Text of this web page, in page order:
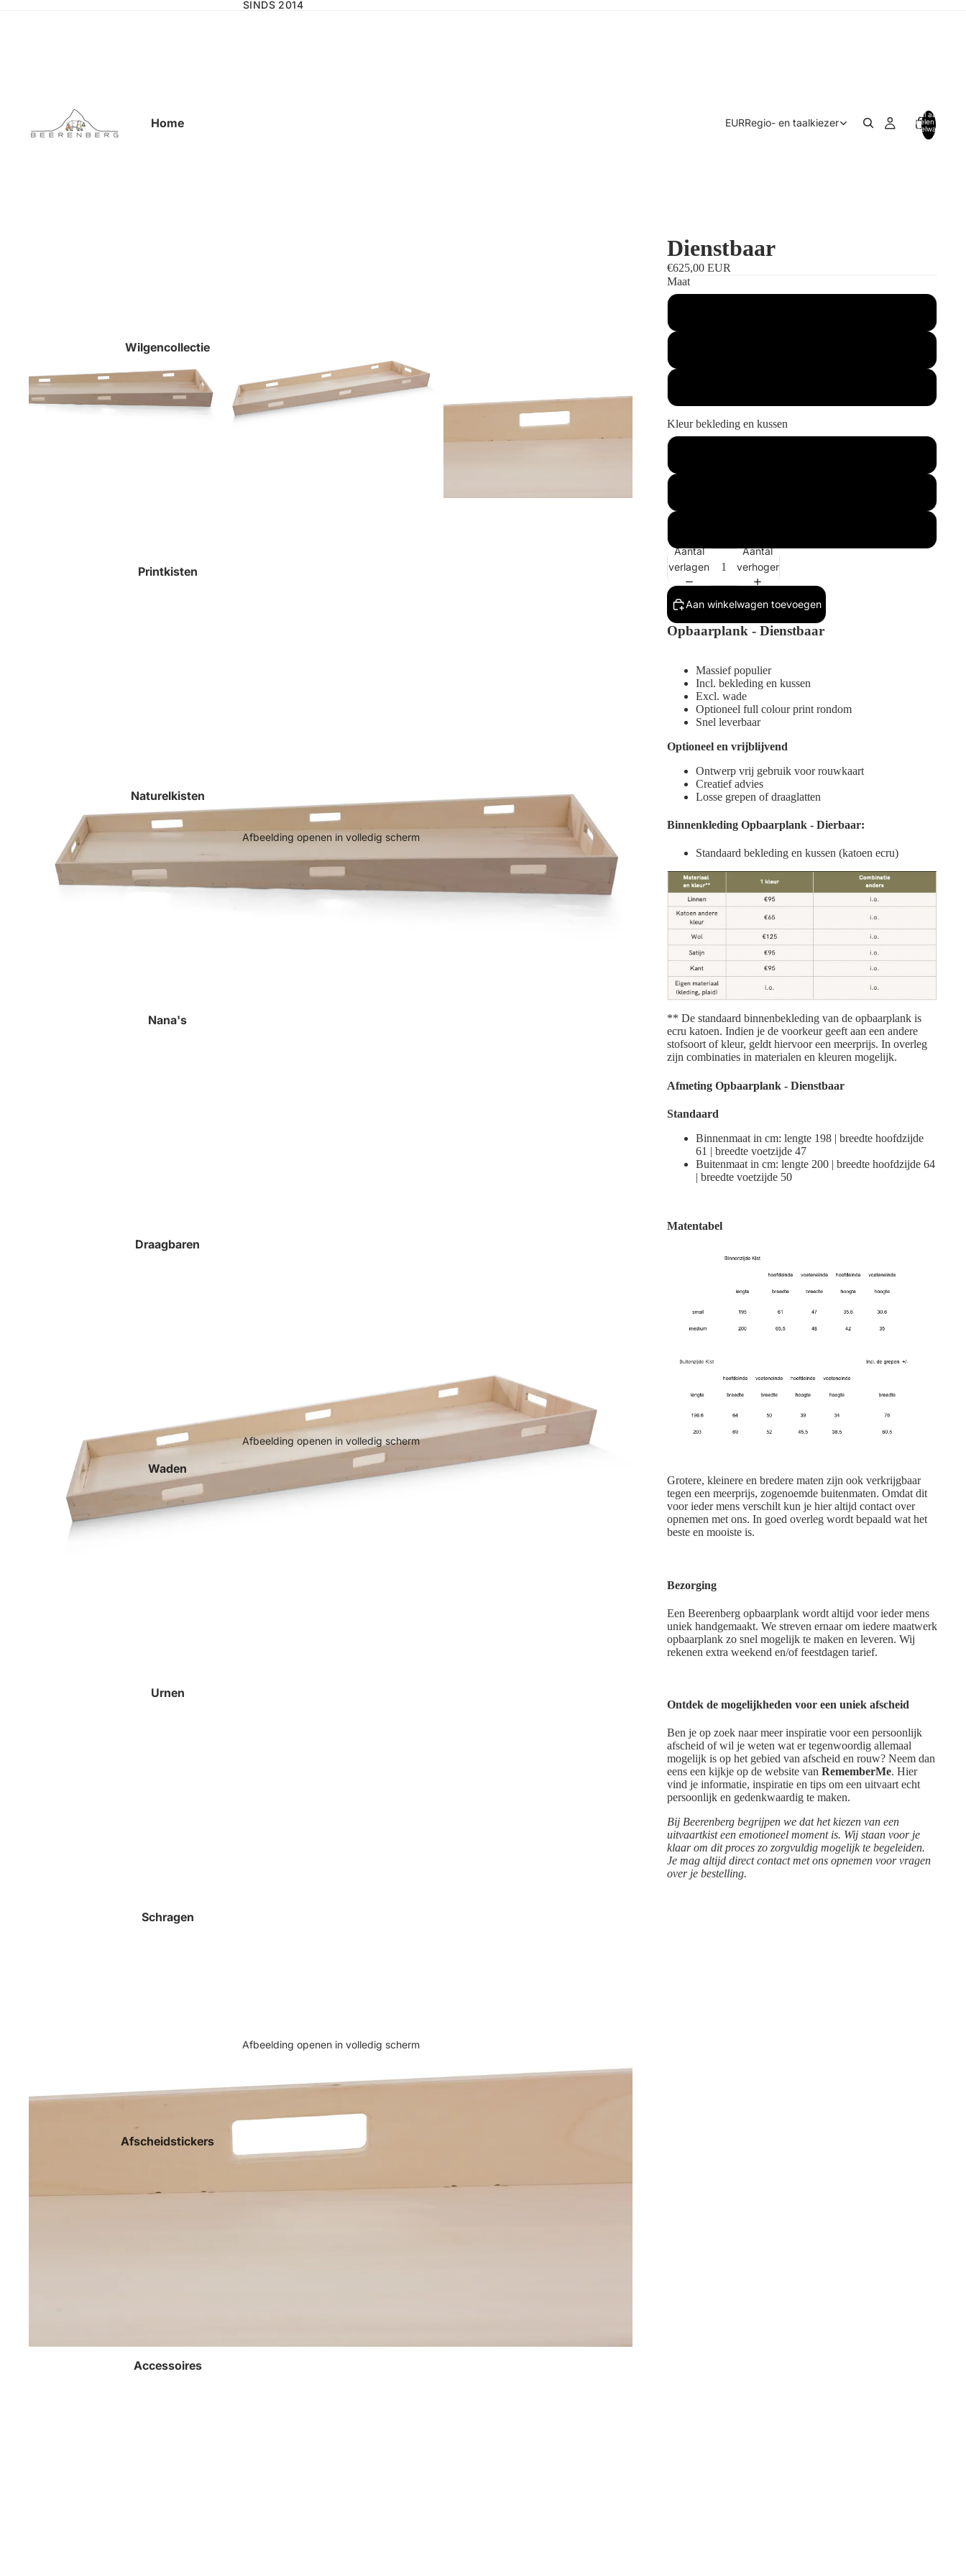
SINDS 2014
Home
Wilgencollectie
Printkisten
Naturelkisten
Nana's
Draagbaren
Waden
Urnen
Schragen
Afscheidstickers
Accessoires
EURRegio- en taalkiezer
Totaal aantal
artikelen in
winkelwagen:
Afbeelding openen in volledig scherm
Afbeelding openen in volledig scherm
Afbeelding openen in volledig scherm
Dienstbaar
€625,00 EUR
Maat
Kleur bekleding en kussen
Aantal
verlagen
Aantal
verhogen
Aan winkelwagen toevoegen
Opbaarplank - Dienstbaar
Massief populier
Incl. bekleding en kussen
Excl. wade
Optioneel full colour print rondom
Snel leverbaar
Optioneel en vrijblijvend
Ontwerp vrij gebruik voor rouwkaart
Creatief advies
Losse grepen of draaglatten
Binnenkleding Opbaarplank - Dierbaar:
Standaard bekleding en kussen (katoen ecru)
** De standaard binnenbekleding van de opbaarplank is
ecru katoen. Indien je de voorkeur geeft aan een andere
stofsoort of kleur, geldt hiervoor een meerprijs. In overleg
zijn combinaties in materialen en kleuren mogelijk.
Afmeting Opbaarplank - Dienstbaar
Standaard
Binnenmaat in cm: lengte 198 | breedte hoofdzijde
61 | breedte voetzijde 47
Buitenmaat in cm: lengte 200 | breedte hoofdzijde 64
| breedte voetzijde 50
Matentabel
Grotere, kleinere en bredere maten zijn ook verkrijgbaar
tegen een meerprijs, zogenoemde buitenmaten. Omdat dit
voor ieder mens verschilt kun je hier altijd contact over
opnemen met ons. In goed overleg wordt bepaald wat het
beste en mooiste is.
Bezorging
Een Beerenberg opbaarplank wordt altijd voor ieder mens
uniek handgemaakt. We streven ernaar om iedere maatwerk
opbaarplank zo snel mogelijk te maken en leveren. Wij
rekenen extra weekend en/of feestdagen tarief.
Ontdek de mogelijkheden voor een uniek afscheid
Ben je op zoek naar meer inspiratie voor een persoonlijk
afscheid of wil je weten wat er tegenwoordig allemaal
mogelijk is op het gebied van afscheid en rouw? Neem dan
eens een kijkje op de website van RememberMe. Hier
vind je informatie, inspiratie en tips om een uitvaart echt
persoonlijk en gedenkwaardig te maken.
Bij Beerenberg begrijpen we dat het kiezen van een
uitvaartkist een emotioneel moment is. Wij staan voor je
klaar om dit proces zo zorgvuldig mogelijk te begeleiden.
Je mag altijd direct contact met ons opnemen voor vragen
over je bestelling.